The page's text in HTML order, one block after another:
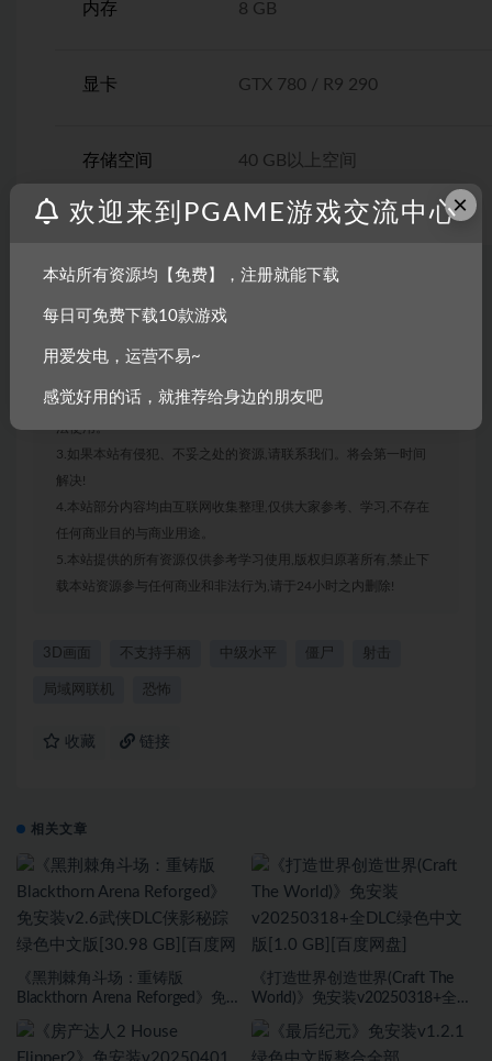
内存
显卡
存储空间
8 GB
GTX 780 / R9 290
40 GB以上空间
声明：
1.本站部分内容转载自其它媒体,但并不代表本站赞同其观点和对
2.若您需要商业运营或用于其他商业活动,请您购买正版授权并合
法使用。
3.如果本站有侵犯、不妥之处的资源,请联系我们。将会第一时间
解决!
4.本站部分内容均由互联网收集整理,仅供大家参考、学习,不存在
任何商业目的与商业用途。
5.本站提供的所有资源仅供参考学习使用,版权归原著所有,禁止下
载本站资源参与任何商业和非法行为,请于24小时之内删除!
3D画面 不支持手柄 中级水平 僵尸 射击
局域网联机 恐怖
收藏 链接
相关文章
《黑荆棘角斗场：重铸版
Blackthorn Arena Reforged》免
文版[30.98 GB][百度网盘]
《打造世界创造世界(Craft The
World)》免安装v20250318+全
盘]
×
欢迎来到PGAME游戏交流中心
本站所有资源均【免费】，注册就能下载
每日可免费下载10款游戏
用爱发电，运营不易~
感觉好用的话，就推荐给身边的朋友吧